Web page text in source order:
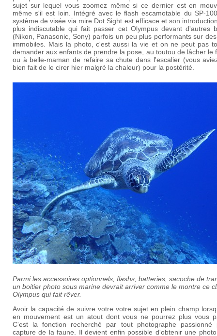
sujet sur lequel vous zoomez même si ce dernier est en
même s'il est loin. Intégré avec le flash escamotable du SP-
système de visée via mire Dot Sight est efficace et son
plus indiscutable qui fait passer cet Olympus devant d'autres
(Nikon, Panasonic, Sony) parfois un peu plus performants sur
immobiles. Mais la photo, c'est aussi la vie et on ne peut pas
demander aux enfants de prendre la pose, au toutou de lâcher le
ou à belle-maman de refaire sa chute dans l'escalier (vous
bien fait de le cirer hier malgré la chaleur) pour la postérité.
Parmi les accessoires optionnels, flashs, batteries, sacoche de
un boitier photo sous marine devrait arriver comme le montre ce
Olympus qui fait rêver.
Avoir la capacité de suivre votre votre sujet en plein champ
en mouvement est un atout dont vous ne pourrez plus vous
C'est la fonction recherché par tout photographe passionné
capture de la faune. Il devient enfin possible d'obtenir une